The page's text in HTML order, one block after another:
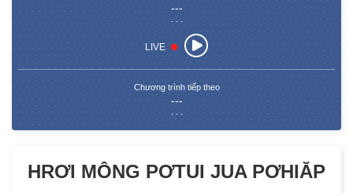
---
- - -
LIVE
Chương trình tiếp theo
---
- - -
HRƠI MÔNG PƠTUI JUA PƠHIĂP